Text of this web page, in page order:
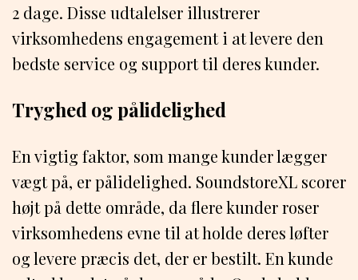
2 dage. Disse udtalelser illustrerer
virksomhedens engagement i at levere den
bedste service og support til deres kunder.
Tryghed og pålidelighed
En vigtig faktor, som mange kunder lægger
vægt på, er pålidelighed. SoundstoreXL scorer
højt på dette område, da flere kunder roser
virksomhedens evne til at holde deres løfter
og levere præcis det, der er bestilt. En kunde